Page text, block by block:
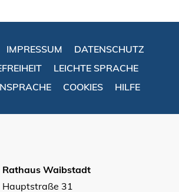
IMPRESSUM
DATENSCHUTZ
LEICHTE SPRACHE
COOKIES HILFE
Rathaus Waibstadt
Hauptstraße 31